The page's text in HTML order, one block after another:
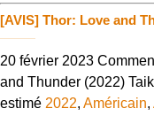
[AVIS] Thor: Love and
20 février 2023
and Thunder (2022)
estimé 2022, Américain,